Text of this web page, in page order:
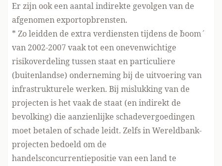
Er zijn ook een aantal indirekte gevolgen van de
afgenomen exportopbrensten.
* Zo leidden de extra verdiensten tijdens de ´boom´
van 2002-2007 vaak tot een onevenwichtige
risikoverdeling tussen staat en particuliere
(buitenlandse) onderneming bij de uitvoering van
infrastrukturele werken. Bij mislukking van de
projecten is het vaak de staat (en indirekt de
bevolking) die aanzienlijke schadevergoedingen
moet betalen of schade leidt. Zelfs in Wereldbank-
projecten bedoeld om de
handelsconcurrentiepositie van een land te